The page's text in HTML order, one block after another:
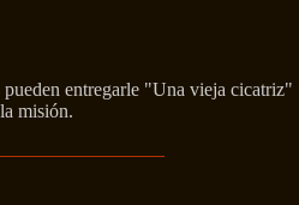
entregarle "Una vieja cicatriz"
misión.